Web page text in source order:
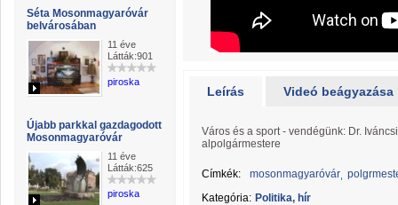
Séta Mosonmagyaróvár
belvárosában
11 éve
Látták:901
piroska
Újabb parkkal gazdagodott
Mosonmagyaróvár
11 éve
Látták:625
piroska
Leírás Videó beágyazása
Város és a sport - vendégünk: Dr.
alpolgármestere
Címkék: mosonmagyaróvár
Kategória: Politika, hír